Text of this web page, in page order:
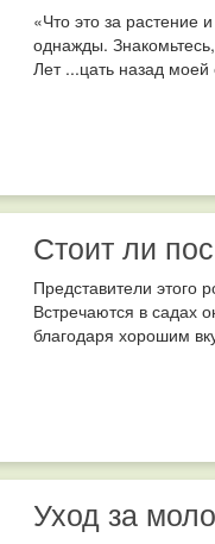
«Что это за растение
однажды.
Лет ...цать назад
Стоит ли
Представители этого
Встречаются в садах
благодаря хорошим
Уход за